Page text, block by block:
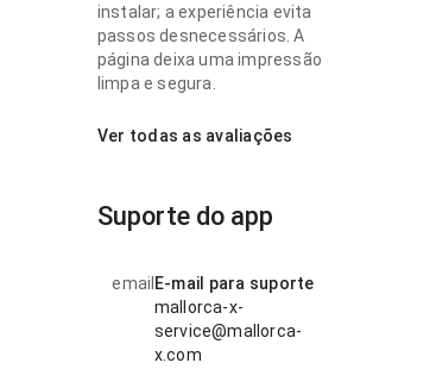
instalar; a experiência evita
passos desnecessários. A
página deixa uma impressão
limpa e segura.
Ver todas as avaliações
Suporte do app
email E-mail para suporte
mallorca-x-
service@mallorca-
x.com